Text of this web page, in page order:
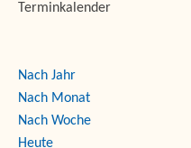
Terminkalender
Nach Jahr
Nach Monat
Nach Woche
Heute